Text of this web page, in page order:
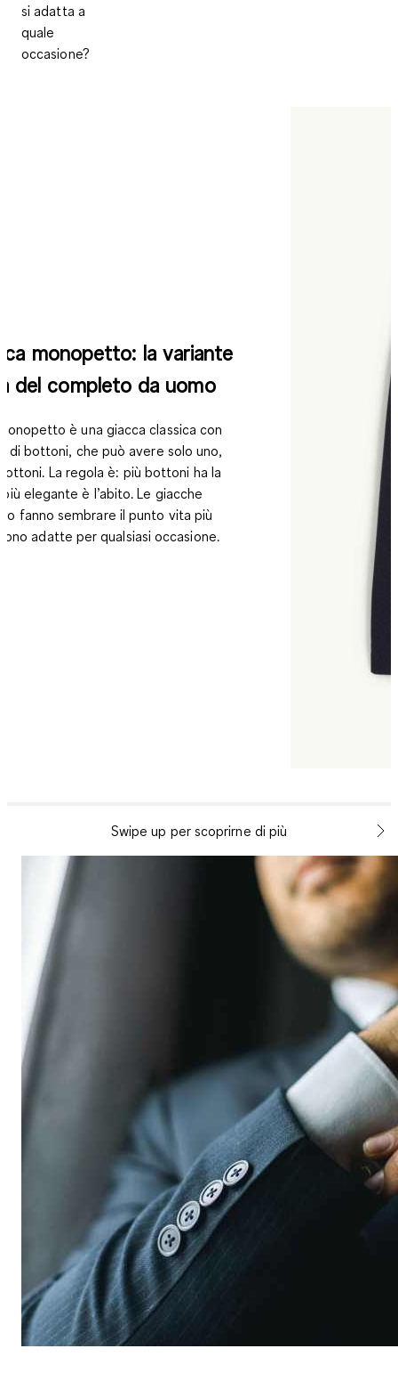
si adatta a
quale
occasione?
monopetto: la variante
del completo da uomo
è una giacca classica con
di bottoni, che può avere solo uno,
La regola è: più bottoni ha la
elegante è l’abito. Le giacche
fanno sembrare il punto vita più
adatte per qualsiasi occasione.
Swipe up per scoprirne di più